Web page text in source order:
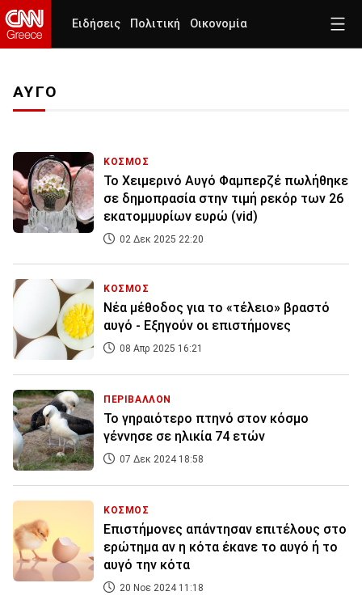
Ειδήσεις Πολιτική Οικονομία
ΑΥΓΟ
ΚΟΣΜΟΣ
Το Χειμερινό Αυγό Φαμπερζέ πωλήθηκε
σε δημοπρασία στην τιμή ρεκόρ των 26
εκατομμυρίων ευρώ (vid)
02 Δεκ 2025 22:20
ΚΟΣΜΟΣ
Νέα μέθοδος για το «τέλειο» βραστό
αυγό - Εξηγούν οι επιστήμονες
08 Απρ 2025 16:21
ΠΕΡΙΒΑΛΛΟΝ
Το γηραιότερο πτηνό στον κόσμο
γέννησε σε ηλικία 74 ετών
07 Δεκ 2024 18:58
ΚΟΣΜΟΣ
Επιστήμονες απάντησαν επιτέλους στο
ερώτημα αν η κότα έκανε το αυγό ή το
αυγό την κότα
20 Νοε 2024 11:18